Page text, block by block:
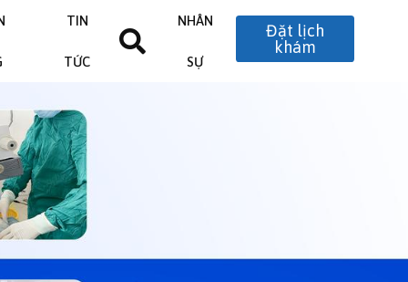
TIN
TỨC
NHÂN
SỰ
Đặt lịch
khám